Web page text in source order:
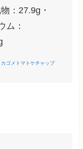
：27.9g・
ム：
カゴメトマトケチャップ